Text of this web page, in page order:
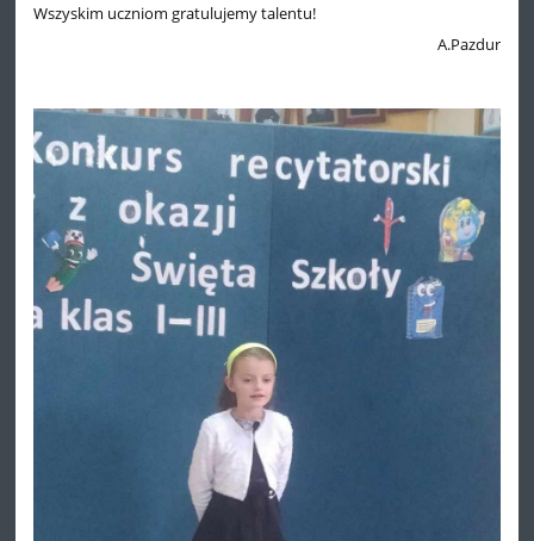
Wszyskim uczniom gratulujemy talentu!
A.Pazdur